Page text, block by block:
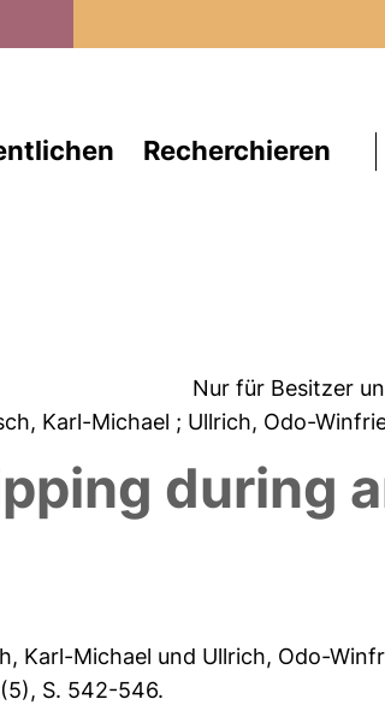
Recherchieren
Nur für Besitzer
Karl-Michael ; Ullrich, Odo-
during
Karl-Michael und Ullrich, Odo-
S. 542-546.